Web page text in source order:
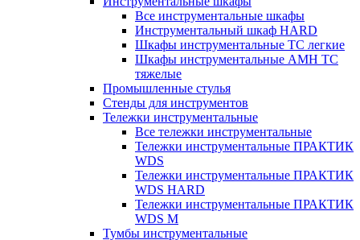
Все инструментальные шкафы
Инструментальный шкаф HARD
Шкафы инструментальные ТС легкие
Шкафы инструментальные AMH TC
тяжелые
Промышленные стулья
Стенды для инструментов
Тележки инструментальные
Все тележки инструментальные
Тележки инструментальные ПРАКТИК
WDS
Тележки инструментальные ПРАКТИК
WDS HARD
Тележки инструментальные ПРАКТИК
WDS M
Тумбы инструментальные